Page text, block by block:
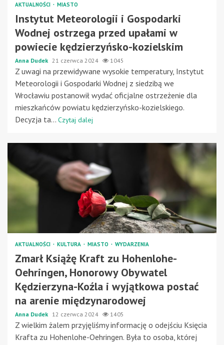
AKTUALNOŚCI MIASTO
Instytut Meteorologii i Gospodarki
Wodnej ostrzega przed upałami w
powiecie kędzierzyńsko-kozielskim
Anna Dudek 21 czerwca 2024 1045
Z uwagi na przewidywane wysokie temperatury, Instytut
Meteorologii i Gospodarki Wodnej z siedzibą we
Wrocławiu postanowił wydać oficjalne ostrzeżenie dla
mieszkańców powiatu kędzierzyńsko-kozielskiego.
Decyzja ta... Czytaj dalej
AKTUALNOŚCI KULTURA MIASTO WYDARZENIA
Zmarł Książę Kraft zu Hohenlohe-
Oehringen, Honorowy Obywatel
Kędzierzyna-Koźla i wyjątkowa postać
na arenie międzynarodowej
Anna Dudek 12 czerwca 2024 1405
Z wielkim żalem przyjęliśmy informację o odejściu Księcia
Krafta zu Hohenlohe-Oehringen. Była to osoba, której